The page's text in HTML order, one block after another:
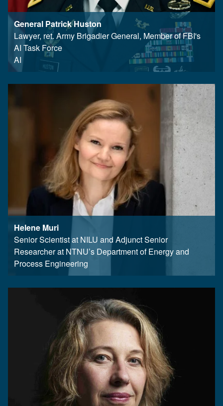
General Patrick Huston
Lawyer, ret. Army Brigadier General, Member of FBI's
AI Task Force
AI
Helene Muri
Senior Scientist at NILU and Adjunct Senior
Researcher at NTNU’s Department of Energy and
Process Engineering